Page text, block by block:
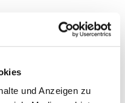
und Anzeigen zu